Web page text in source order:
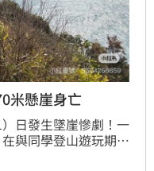
米懸崖身亡
日發生墜崖慘劇！一
與同學登山遊玩期